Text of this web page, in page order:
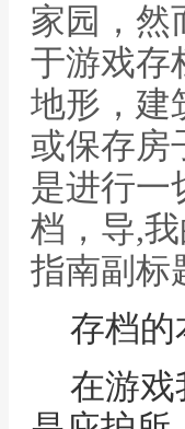
家园，然
于游戏存
地形，建
或保存房
是进行一
档，导,
指南副标
存档的
在游戏